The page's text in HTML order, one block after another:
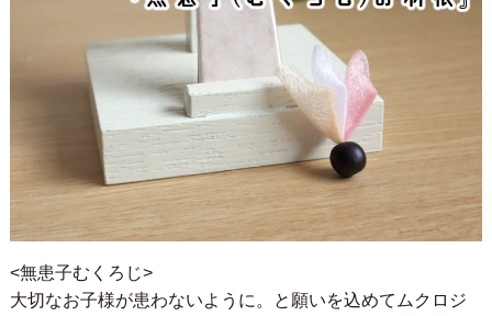
<無患子むくろじ>
大切なお子様が患わないように。と願いを込めてムクロジ